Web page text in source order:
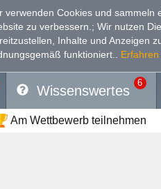
verwenden Cookies und
zu verbessern. ; Wir nutzen
Inhalte und Anzeigen
funktioniert.
Wissenswertes
6
Am Wettbewerb teilnehmen